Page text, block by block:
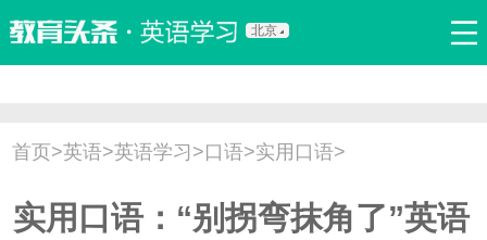
北京
双语新闻 口译翻译 职场英语 娱乐英语
流行语 新概念
首页>英语>英语学习 >口语>实用口语>
实用口语：“别拐弯抹角了”英语